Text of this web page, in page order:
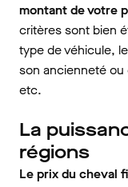
montant de votre
critères sont bien
type de véhicule,
son ancienneté
etc.
La
régions
Le prix du cheval